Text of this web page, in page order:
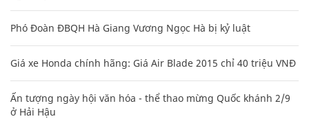
Phó Đoàn ĐBQH Hà Giang Vương Ngọc Hà bị kỷ luật
Giá xe Honda chính hãng: Giá Air Blade 2015 chỉ 40 triệu VNĐ
Ấn tượng ngày hội văn hóa - thể thao mừng Quốc khánh 2/9
ở Hải Hậu